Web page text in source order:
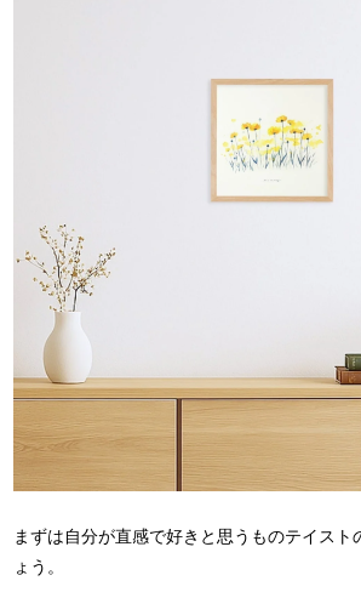
まずは自分が直感で好きと思うものテイスト
ょう。